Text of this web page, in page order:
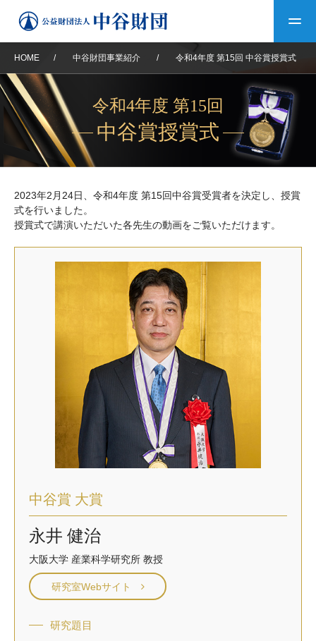
中谷財団について
中谷財団について
設立趣意書 財団概要
沿革 40年史デジタルブック
中谷財団40年史
40年史別冊
公開情報
中谷財団レポート
中谷財団事業紹介
中谷財団事業紹介 中谷賞
神戸賞 長期大型研究助成
交流助成
国際学生交流プログラ
ム
科学教育振興助成・
次世代理系人材育成プ
ログラム助成
その他情報
個人情報保護に関する
基本方針
よくあるご質問
サイトマップ 中谷財団アーカイブ
お問い合わせ
English マイページ
HOME / 中谷財団事業紹介 / 令和4年度 第15回 中谷賞授賞式
令和4年度 第15回
中谷賞授賞式
2023年2月24日、令和4年度 第15回中谷賞受賞者を決定し、授賞
式を行いました。
授賞式で講演いただいた各先生の動画をご覧いただけます。
中谷賞 大賞
永井 健治
大阪大学 産業科学研究所 教授
研究室Webサイト
研究題目